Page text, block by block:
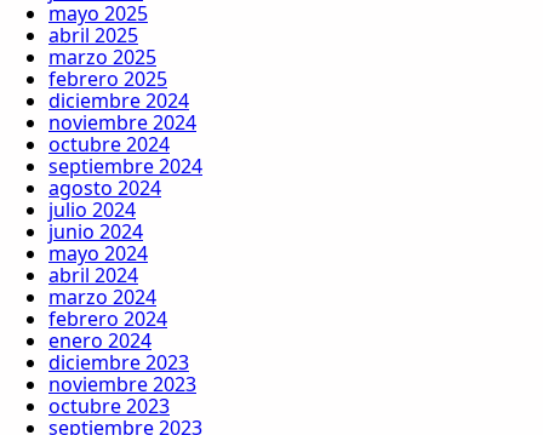
mayo 2025
abril 2025
marzo 2025
febrero 2025
diciembre 2024
noviembre 2024
octubre 2024
septiembre 2024
agosto 2024
julio 2024
junio 2024
mayo 2024
abril 2024
marzo 2024
febrero 2024
enero 2024
diciembre 2023
noviembre 2023
octubre 2023
septiembre 2023